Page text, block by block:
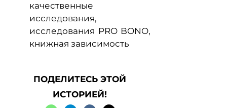
качественные
исследования,
исследования PRO BONO,
книжная зависимость
ПОДЕЛИТЕСЬ ЭТОЙ
ИСТОРИЕЙ!